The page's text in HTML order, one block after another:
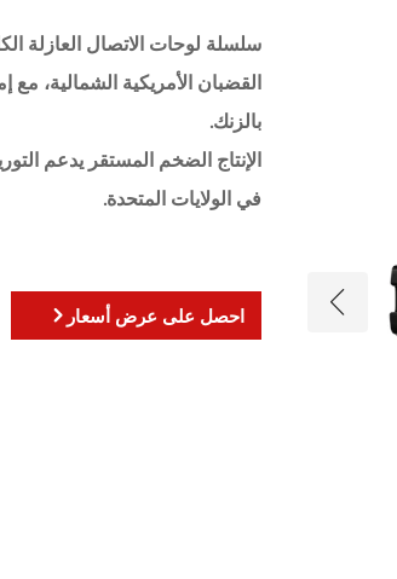
القضبان الأمريكية الشمالية،
بالزنك.
الإنتاج الضخم المستقر يدعم
في الولايات المتحدة.
احصل على عرض أسعار